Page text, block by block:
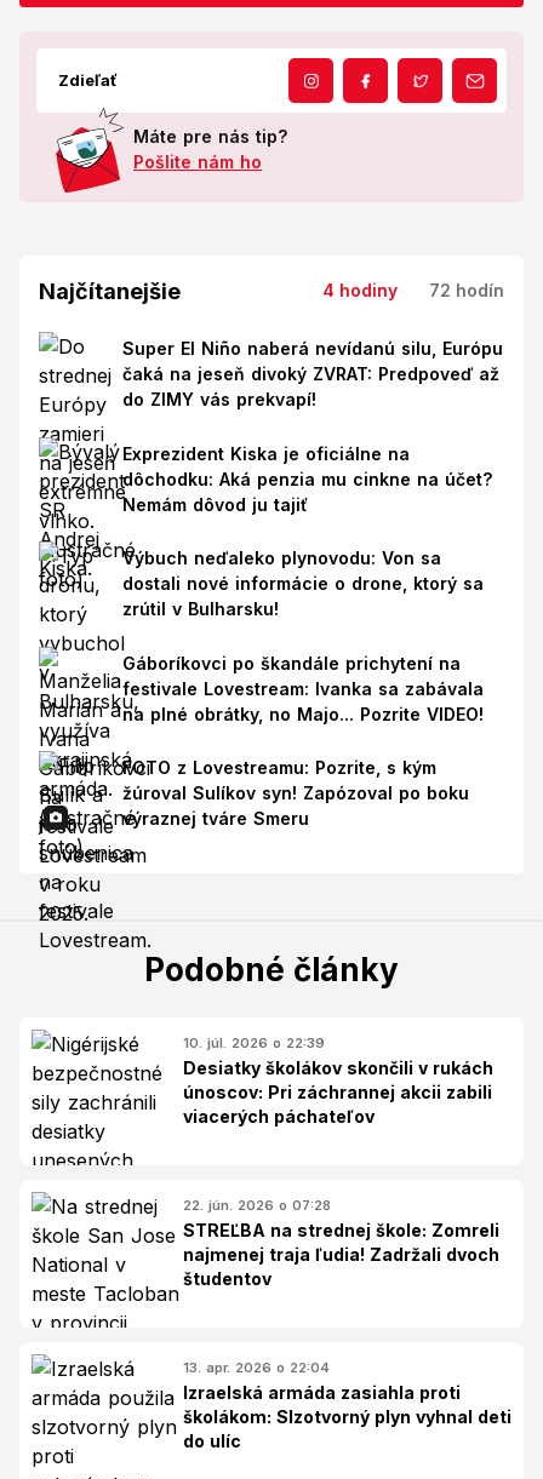
Zdieľať
Máte pre nás tip?
Pošlite nám ho
Najčítanejšie 4 hodiny 72 hodín
Super El Niño naberá nevídanú silu, Európu
čaká na jeseň divoký ZVRAT: Predpoveď až
do ZIMY vás prekvapí!
Exprezident Kiska je oficiálne na
dôchodku: Aká penzia mu cinkne na účet?
Nemám dôvod ju tajiť
Výbuch neďaleko plynovodu: Von sa
dostali nové informácie o drone, ktorý sa
zrútil v Bulharsku!
Gáboríkovci po škandále prichytení na
festivale Lovestream: Ivanka sa zabávala
na plné obrátky, no Majo... Pozrite VIDEO!
FOTO z Lovestreamu: Pozrite, s kým
žúroval Sulíkov syn! Zapózoval po boku
výraznej tváre Smeru
Podobné články
10. júl. 2026 o 22:39
Desiatky školákov skončili v rukách
únoscov: Pri záchrannej akcii zabili
viacerých páchateľov
22. jún. 2026 o 07:28
STREĽBA na strednej škole: Zomreli
najmenej traja ľudia! Zadržali dvoch
študentov
13. apr. 2026 o 22:04
Izraelská armáda zasiahla proti
školákom: Slzotvorný plyn vyhnal deti
do ulíc